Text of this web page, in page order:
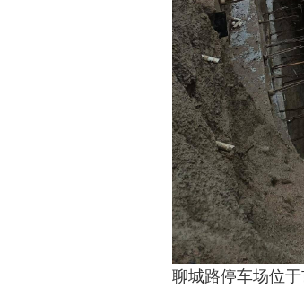
聊城路停车场位